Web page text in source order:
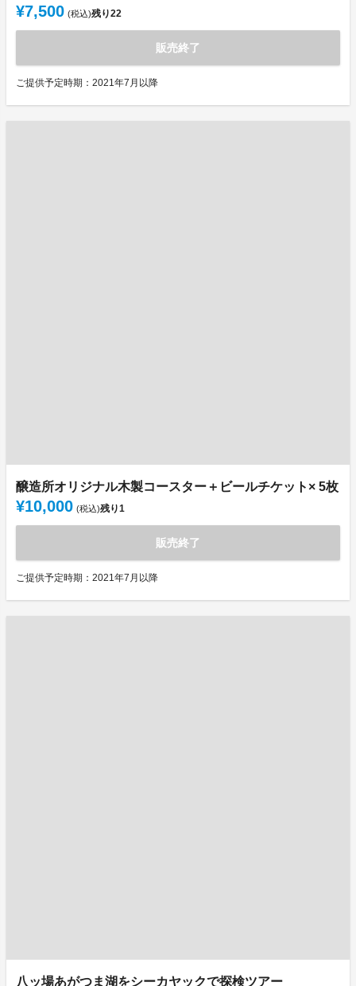
¥7,500 (税込)残り22
販売終了
ご提供予定時期：2021年7月以降
醸造所オリジナル木製コースター＋ビールチケット× 5枚
¥10,000 (税込)残り1
販売終了
ご提供予定時期：2021年7月以降
八ッ場あがつま湖をシーカヤックで探検ツアー